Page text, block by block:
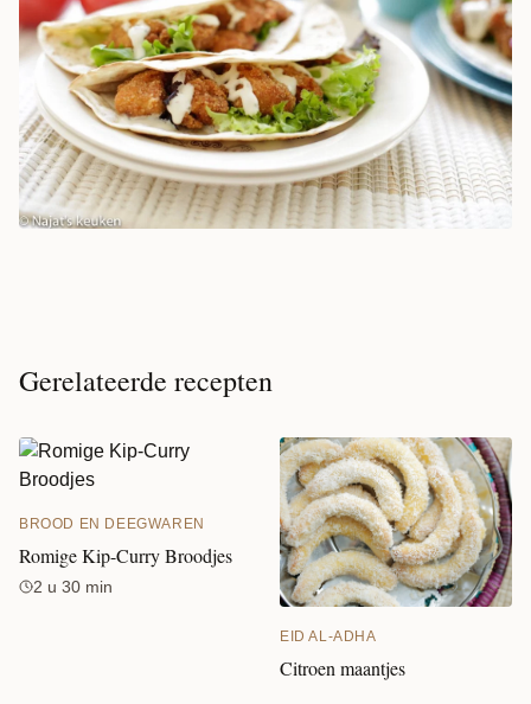
Gerelateerde recepten
BROOD EN DEEGWAREN
Romige Kip-Curry Broodjes
2 u 30 min
EID AL-ADHA
Citroen maantjes